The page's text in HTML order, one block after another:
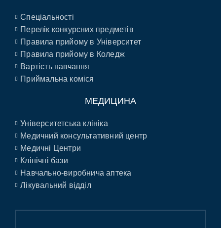
Спеціальності
Перелік конкурсних предметів
Правила прийому в Університет
Правила прийому в Коледж
Вартість навчання
Приймальна коміся
МЕДИЦИНА
Університетська клініка
Медичний консультативний центр
Медичні Центри
Клінічні бази
Навчально-виробнича аптека
Лікувальний відділ